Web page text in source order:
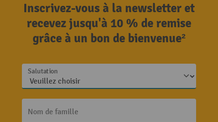
Inscrivez-vous à la newsletter et
recevez jusqu'à 10 % de remise
grâce à un bon de bienvenue²
Salutation
Nom de famille